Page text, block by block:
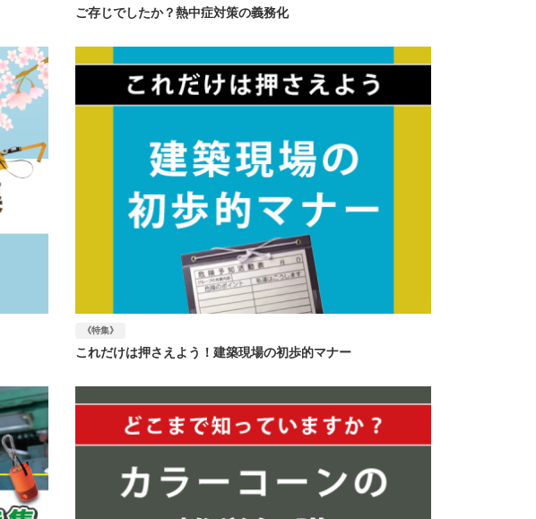
ご存じでしたか？熱中症対策の義務化
《特集》
これだけは押さえよう！建築現場の初歩的マナー